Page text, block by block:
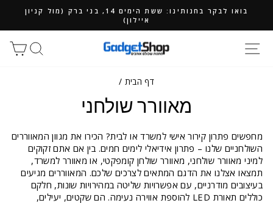
בואו לבקר בחנותינו: ששת הימים 14, בני ברק (מול קניון
איילון)
חיפוש
דף הבית /
מאוורר שולחני
מחפשים פתרון קירור אישי למשרד או לבית? הכירו את מגוון המאווררים
השולחניים שלנו – פתרון אידיאלי לימים חמים. בין אם אתם זקוקים
למיני מאוורר שולחני, מאוורר שולחן קומפקטי, או מאוורר למשרד,
תמצאו אצלנו את הדגם המתאים לצרכים שלכם. המאווררים מגיעים
בעיצובים מודרניים, עם אפשרויות שליטה במהירויות שונות, חלקם
כוללים תאורת LED להוספת אווירה נעימה. הם שקטים, יעילים,